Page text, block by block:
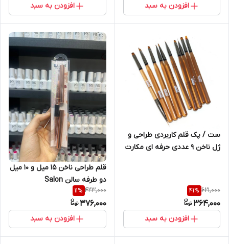
افزودن به سبد افزودن به سبد
ست / پک قلم کاربردی طراحی و
ژل ناخن 9 عددی حرفه ای مکارت
621,000
41%
364,000
افزودن به سبد
قلم طراحی ناخن 15 میل و 10 میل
دو طرفه سالن Salon
423,000
11%
376,000
افزودن به سبد